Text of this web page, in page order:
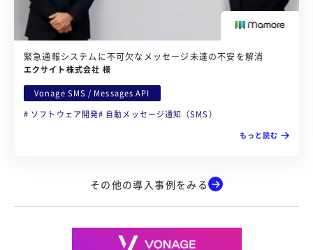
緊急通報システムに不可欠なメッセージ未達の不安を解消
エクサイト株式会社 様
Vonage SMS / Messages API
ソフトウェア開発
自動メッセージ通知（SMS）
もっと読む
その他の導入事例をみる